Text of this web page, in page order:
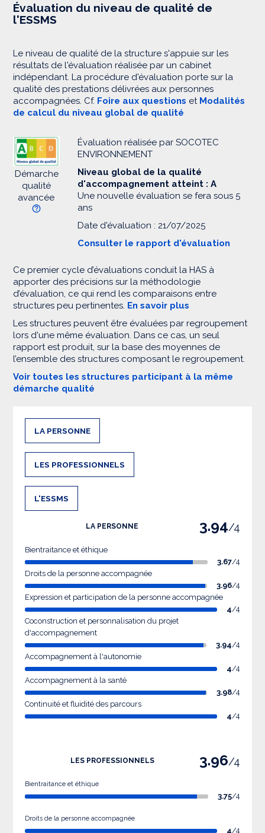
Évaluation du niveau de qualité de
l'ESSMS
Le niveau de qualité de la structure s'appuie sur les
résultats de l'évaluation réalisée par un cabinet
indépendant. La procédure d'évaluation porte sur la
qualité des prestations délivrées aux personnes
accompagnées. Cf. Foire aux questions et Modalités
de calcul du niveau global de qualité
Démarche
qualité
avancée
Évaluation réalisée par SOCOTEC
ENVIRONNEMENT
Niveau global de la qualité
d'accompagnement atteint : A
Une nouvelle évaluation se fera sous 5
ans
Date d'évaluation : 21/07/2025
Consulter le rapport d'évaluation
Ce premier cycle d’évaluations conduit la HAS à
apporter des précisions sur la méthodologie
d’évaluation, ce qui rend les comparaisons entre
structures peu pertinentes. En savoir plus
Les structures peuvent être évaluées par regroupement
lors d'une même évaluation. Dans ce cas, un seul
rapport est produit, sur la base des moyennes de
l’ensemble des structures composant le regroupement.
Voir toutes les structures participant à la même
démarche qualité
LA PERSONNE
LES PROFESSIONNELS
L'ESSMS
LA PERSONNE 3.94/4
Bientraitance et éthique
3.67/4
Droits de la personne accompagnée
3.96/4
Expression et participation de la personne accompagnée
4/4
Coconstruction et personnalisation du projet
d'accompagnement
3.94/4
Accompagnement à l'autonomie
4/4
Accompagnement à la santé
3.98/4
Continuité et fluidité des parcours
4/4
LES PROFESSIONNELS 3.96/4
Bientraitance et éthique
3.75/4
Droits de la personne accompagnée
4/4